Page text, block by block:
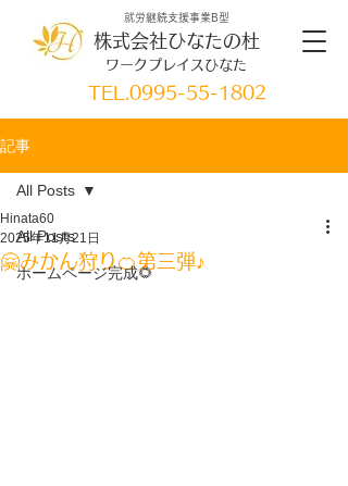
就労継続支援事業B型
株式会社ひなたの杜
ワークプレイスひなた
TEL. 0995-55-1802
記事
All Posts
ホームページ完成🌻
All Posts
🤗みかん狩り🍊第三弾♪
Hinata60
2025年11月21日